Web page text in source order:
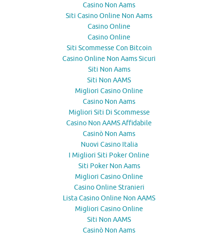
Casino Non Aams
Siti Casino Online Non Aams
Casino Online
Casino Online
Siti Scommesse Con Bitcoin
Casino Online Non Aams Sicuri
Siti Non Aams
Siti Non AAMS
Migliori Casino Online
Casino Non Aams
Migliori Siti Di Scommesse
Casino Non AAMS Affidabile
Casinò Non Aams
Nuovi Casino Italia
I Migliori Siti Poker Online
Siti Poker Non Aams
Migliori Casino Online
Casino Online Stranieri
Lista Casino Online Non AAMS
Migliori Casino Online
Siti Non AAMS
Casinò Non Aams